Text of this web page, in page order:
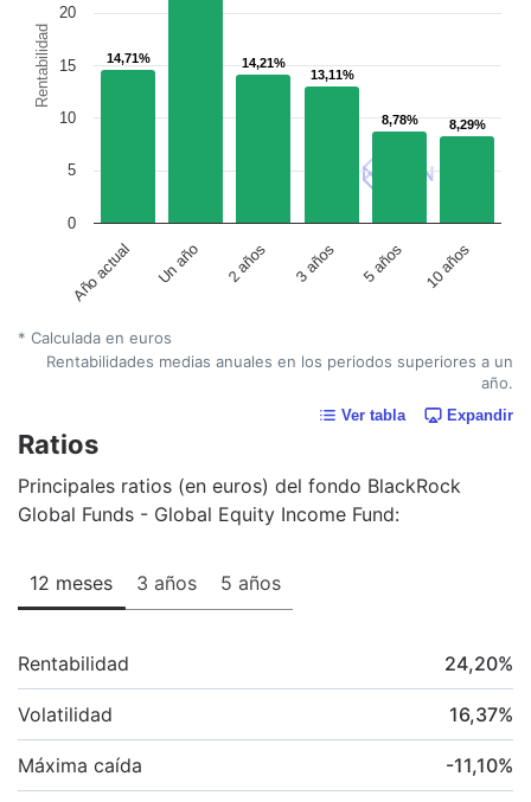
Rentabilidad 14,71%
14,71% 14,21%
14,21%
13,11%
13,11%
8,78%
8,78% 8,29%
8,29%
Año actual Un año 2 años 3 años 5 años 10 años
0
5
10
15
20
* Calculada en euros
Rentabilidades medias anuales en los periodos superiores a un
año.
Ver tabla Expandir
Ratios
Principales ratios (en euros) del fondo BlackRock
Global Funds - Global Equity Income Fund:
12 meses 3 años 5 años
Rentabilidad 24,20%
Volatilidad 16,37%
Máxima caída -11,10%